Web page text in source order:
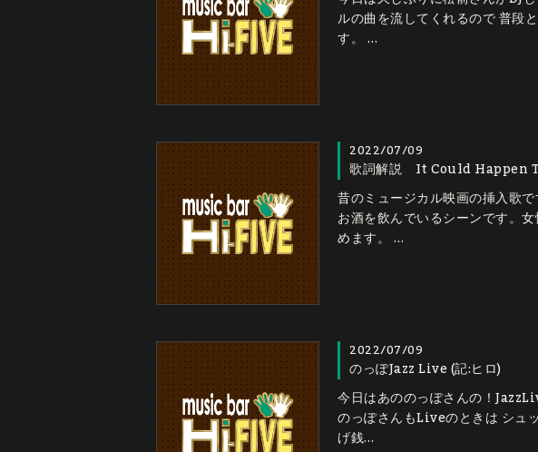
ルの曲を流してくれるので 普段
す。 …
2022/07/09
歌詞解説 It Could Happen
昔のミュージカル映画の挿入歌
お酒を飲んでいるシーンです。
めます。 …
2022/07/09
のっぽJazz Live (記:ヒロ)
今日はあののっぽさんの！
のっぽさんもLiveのときは シュ
げ銭…